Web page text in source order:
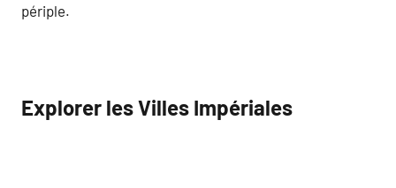
périple.
Explorer les Villes Impériales